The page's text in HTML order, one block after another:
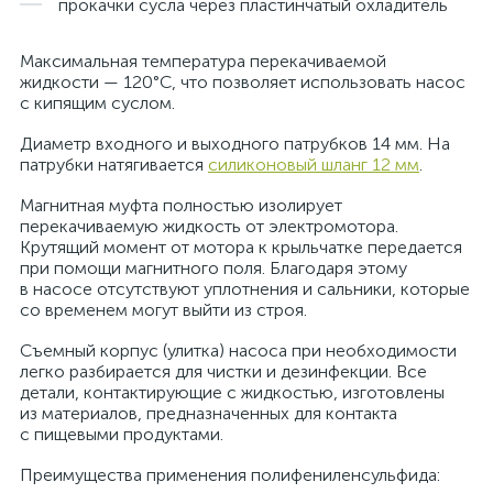
прокачки сусла через пластинчатый охладитель
Максимальная температура перекачиваемой
жидкости — 120°C, что позволяет использовать насос
с кипящим суслом.
Диаметр входного и выходного патрубков 14 мм. На
патрубки натягивается силиконовый шланг 12 мм.
Магнитная муфта полностью изолирует
перекачиваемую жидкость от электромотора.
Крутящий момент от мотора к крыльчатке передается
при помощи магнитного поля. Благодаря этому
в насосе отсутствуют уплотнения и сальники, которые
со временем могут выйти из строя.
Съемный корпус (улитка) насоса при необходимости
легко разбирается для чистки и дезинфекции. Все
детали, контактирующие с жидкостью, изготовлены
из материалов, предназначенных для контакта
с пищевыми продуктами.
Преимущества применения полифениленсульфида: